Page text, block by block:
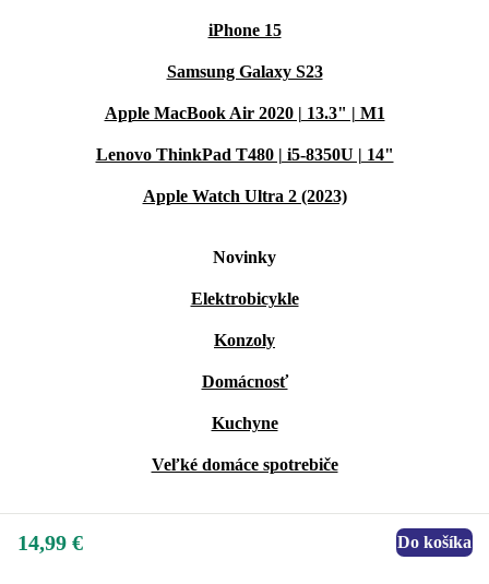
iPhone 15
Samsung Galaxy S23
Apple MacBook Air 2020 | 13.3" | M1
Lenovo ThinkPad T480 | i5-8350U | 14"
Apple Watch Ultra 2 (2023)
Novinky
Elektrobicykle
Konzoly
Domácnosť
Kuchyne
Veľké domáce spotrebiče
14,99 € Do košíka